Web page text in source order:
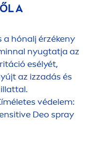
A
a hónalj érzékeny
nal nyugtatja az
esélyét,
az izzadás és
védelem:
Deo spray